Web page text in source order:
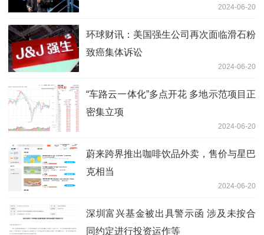
2024-06-20
环球财讯：美国强生公司再次面临滑石粉
致癌集体诉讼
2024-06-20
“车路云一体化”多点开花 多地示范项目正
密集立项
2024-06-20
蔚来跨界推出咖啡饮品外卖，售价与星巴
克相当
2024-06-20
深圳富兴基金被出具警示函 涉及未按合
同约定进行投资运作等